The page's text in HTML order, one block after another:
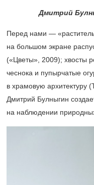
Дмитрий
Перед нами —
на большом экране
(«Цветы», 2009); хвосты
чеснока и пупырчатые
в храмовую архитектуру
Дмитрий Булныгин
на наблюдении